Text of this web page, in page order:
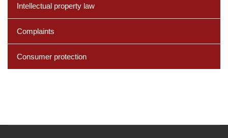
Intellectual property law
Complaints
Consumer protection